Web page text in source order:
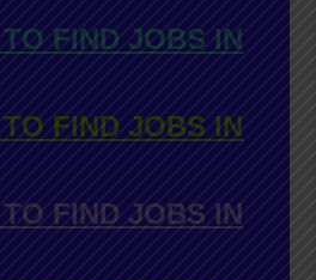
FIND JOBS IN
FIND JOBS IN
FIND JOBS IN